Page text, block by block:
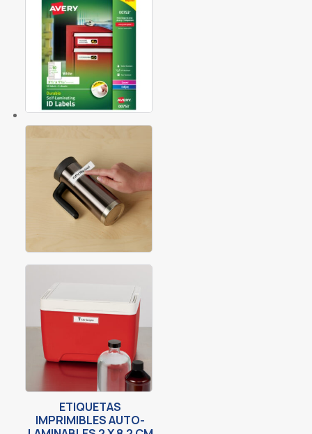
ETIQUETAS
IMPRIMIBLES AUTO-